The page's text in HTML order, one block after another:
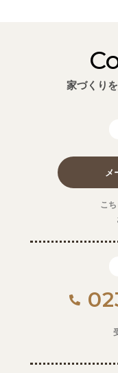
家づくり
メ
こ